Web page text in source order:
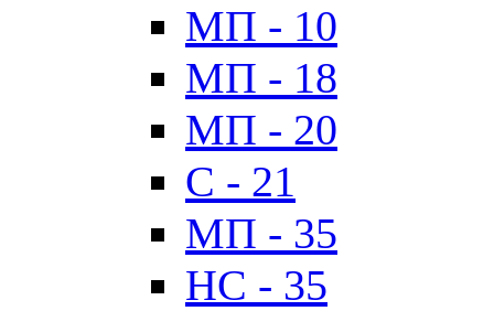
МП - 10
МП - 18
МП - 20
C - 21
МП - 35
HC - 35